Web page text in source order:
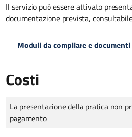
Il servizio può essere attivato
documentazione prevista,
Moduli da compilare e
Costi
Tipo di pagamento
Importo
La presentazione della pratica non
pagamento